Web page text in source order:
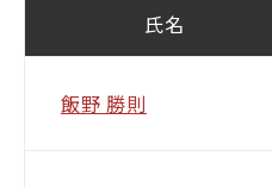
氏名
飯野 勝則